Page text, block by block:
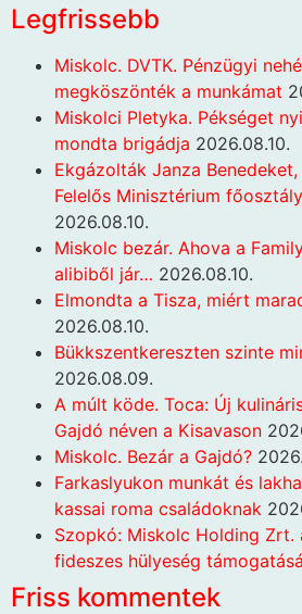
Legfrissebb
Miskolc. DVTK. Pénzügyi
megköszönték a munkámat
Miskolci Pletyka. Pékséget
mondta brigádja 2026.08.10.
Ekgázolták Janza
Felelős Minisztérium
2026.08.10.
Miskolc bezár. Ahova a
alibiből jár… 2026.08.10.
Elmondta a Tisza, miért
2026.08.10.
Bükkszentkereszten szinte
2026.08.09.
A múlt köde. Toca: Új
Gajdó néven a Kisavason
Miskolc. Bezár a Gajdó?
Farkaslyukon munkát és
kassai roma családoknak
Szopkó: Miskolc Holding
fideszes hülyeség
Friss kommentek